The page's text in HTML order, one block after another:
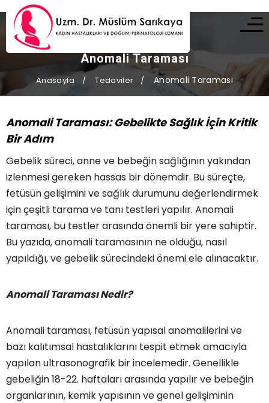
Anomali Taraması
Anasayfa Tedaviler Anomali Taraması
Anomali Taraması: Gebelikte Sağlık İçin Kritik
Bir Adım
Gebelik süreci, anne ve bebeğin sağlığının yakından
izlenmesi gereken hassas bir dönemdir. Bu süreçte,
fetüsün gelişimini ve sağlık durumunu değerlendirmek
için çeşitli tarama ve tanı testleri yapılır. Anomali
taraması, bu testler arasında önemli bir yere sahiptir.
Bu yazıda, anomali taramasının ne olduğu, nasıl
yapıldığı, ve gebelik sürecindeki önemi ele alınacaktır.
Anomali Taraması Nedir?
Anomali taraması, fetüsün yapısal anomalilerini ve
bazı kalıtımsal hastalıklarını tespit etmek amacıyla
yapılan ultrasonografik bir incelemedir. Genellikle
gebeliğin 18-22. haftaları arasında yapılır ve bebeğin
organlarının, kemik yapısının ve genel gelişiminin